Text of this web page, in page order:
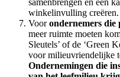
samenbrengen en een
winkelinvulling creëren.
Voorondernemers
meer ruimte moeten
Sleutels’ of de ‘Green
voor milieuvriendelijke
Ondernemingen die